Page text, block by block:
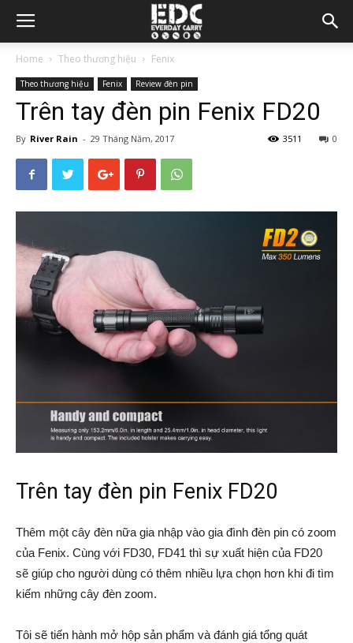
Home Theo thương hiệu Fenix
Theo thương hiệu Fenix Review đèn pin
Trên tay đèn pin Fenix FD20
By River Rain - 29 Tháng Năm, 2017 0
3511
Trên tay đèn pin Fenix FD20
Thêm một cây đèn nữa gia nhập vào gia đình đèn pin có zoom
của Fenix. Cùng với FD30, FD41 thì sự xuất hiện của FD20
sẽ giúp cho người dùng có thêm nhiều lựa chọn hơn khi đi tìm
kiếm những cây đèn zoom.
Tôi sẽ tiến hành mở hộp sản phẩm và đánh giá tổng quát